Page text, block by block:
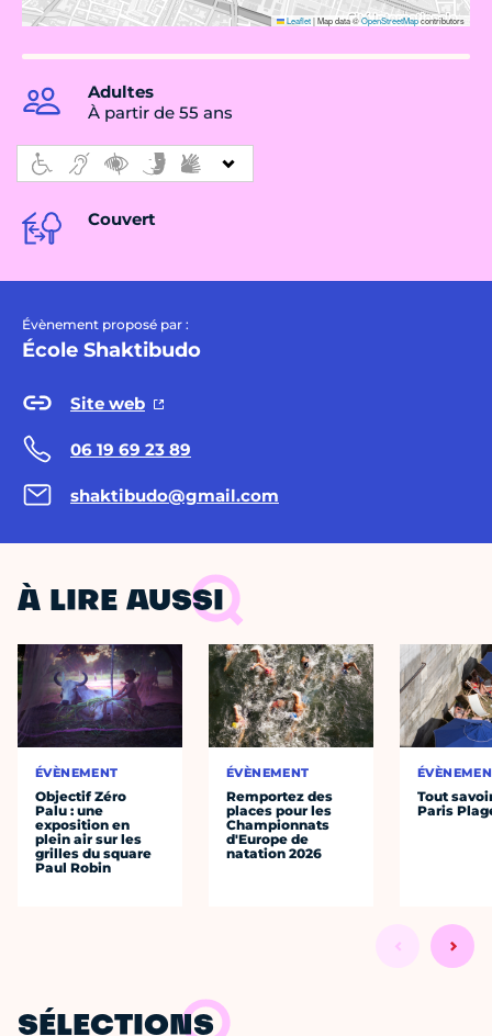
Leaflet|Map data ©OpenStreetMapcontributors
Adultes
À partir de 55 ans
Couvert
Évènement proposé par :
École Shaktibudo
Site web
06 19 69 23 89
shaktibudo@gmail.com
À LIRE AUSSI
ÉVÈNEMENT
Objectif Zéro
Palu : une
exposition en
plein air sur les
grilles du square
Paul Robin
ÉVÈNEMENT
Remportez des
places pour les
Championnats
d'Europe de
natation 2026
Tout
Paris
SÉLECTIONS